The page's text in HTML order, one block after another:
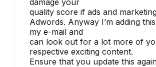
quality score if ads and
Adwords. Anyway I’m adding
my e-mail and
can look out for a lot more of
respective exciting content.
Ensure that you update this